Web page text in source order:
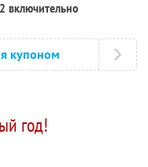
включительно
купоном
год!